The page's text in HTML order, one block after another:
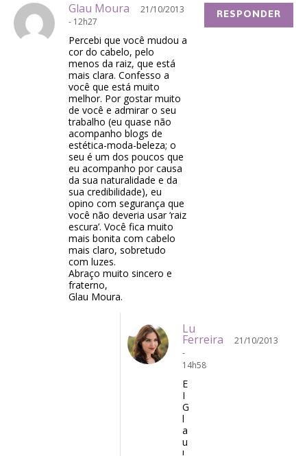
Glau Moura
21/10/2013
- 12h27
Percebi que você mudou a
cor do cabelo, pelo
menos da raiz, que está
mais clara. Confesso a
você que está muito
melhor. Por gostar muito
de você e admirar o seu
trabalho (eu quase não
acompanho blogs de
estética-moda-beleza; o
seu é um dos poucos que
eu acompanho por causa
da sua naturalidade e da
sua credibilidade), eu
opino com segurança que
você não deveria usar ‘raiz
escura’. Você fica muito
mais bonita com cabelo
mais claro, sobretudo
com luzes.
Abraço muito sincero e
fraterno,
Glau Moura.
RESPONDER
Lu
Ferreira
21/10/2013
-
14h58
E
I
G
l
a
u